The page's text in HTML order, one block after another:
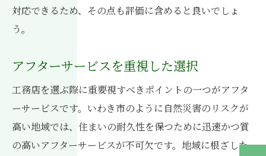
対応できるため、その点も評価に含めると良いでしょ
う。
アフターサービスを重視した選択
工務店を選ぶ際に重要視すべきポイントの一つがアフタ
ーサービスです。いわき市のように自然災害のリスクが
高い地域では、住まいの耐久性を保つために迅速かつ質
の高いアフターサービスが不可欠です。地域に根ざした